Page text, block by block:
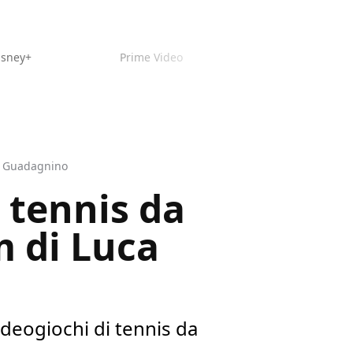
Prime Video
da
di Luca
di tennis da